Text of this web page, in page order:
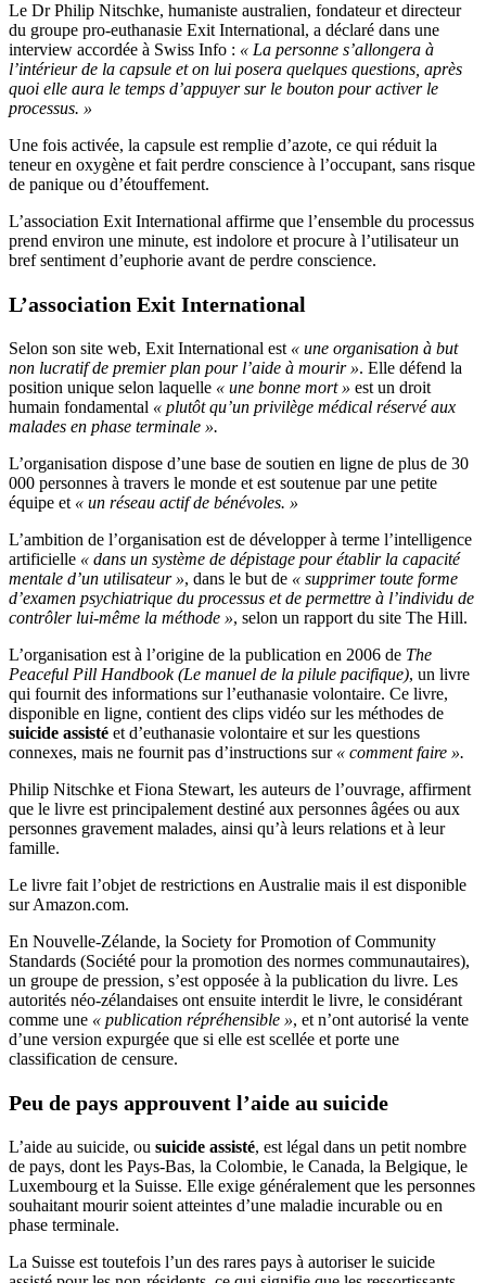
Le Dr Philip Nitschke, humaniste australien, fondateur et directeur
du groupe pro-euthanasie Exit International, a déclaré dans une
interview accordée à Swiss Info : « La personne s’allongera à
l’intérieur de la capsule et on lui posera quelques questions, après
quoi elle aura le temps d’appuyer sur le bouton pour activer le
processus. »
Une fois activée, la capsule est remplie d’azote, ce qui réduit la
teneur en oxygène et fait perdre conscience à l’occupant, sans risque
de panique ou d’étouffement.
L’association Exit International affirme que l’ensemble du processus
prend environ une minute, est indolore et procure à l’utilisateur un
bref sentiment d’euphorie avant de perdre conscience.
L’association Exit International
Selon son site web, Exit International est « une organisation à but
non lucratif de premier plan pour l’aide à mourir ». Elle défend la
position unique selon laquelle « une bonne mort » est un droit
humain fondamental « plutôt qu’un privilège médical réservé aux
malades en phase terminale ».
L’organisation dispose d’une base de soutien en ligne de plus de 30
000 personnes à travers le monde et est soutenue par une petite
équipe et « un réseau actif de bénévoles. »
L’ambition de l’organisation est de développer à terme l’intelligence
artificielle « dans un système de dépistage pour établir la capacité
mentale d’un utilisateur », dans le but de « supprimer toute forme
d’examen psychiatrique du processus et de permettre à l’individu de
contrôler lui-même la méthode », selon un rapport du site The Hill.
L’organisation est à l’origine de la publication en 2006 de The
Peaceful Pill Handbook (Le manuel de la pilule pacifique), un livre
qui fournit des informations sur l’euthanasie volontaire. Ce livre,
disponible en ligne, contient des clips vidéo sur les méthodes de
suicide assisté et d’euthanasie volontaire et sur les questions
connexes, mais ne fournit pas d’instructions sur « comment faire ».
Philip Nitschke et Fiona Stewart, les auteurs de l’ouvrage, affirment
que le livre est principalement destiné aux personnes âgées ou aux
personnes gravement malades, ainsi qu’à leurs relations et à leur
famille.
Le livre fait l’objet de restrictions en Australie mais il est disponible
sur Amazon.com.
En Nouvelle-Zélande, la Society for Promotion of Community
Standards (Société pour la promotion des normes communautaires),
un groupe de pression, s’est opposée à la publication du livre. Les
autorités néo-zélandaises ont ensuite interdit le livre, le considérant
comme une « publication répréhensible », et n’ont autorisé la vente
d’une version expurgée que si elle est scellée et porte une
classification de censure.
Peu de pays approuvent l’aide au suicide
L’aide au suicide, ou suicide assisté, est légal dans un petit nombre
de pays, dont les Pays-Bas, la Colombie, le Canada, la Belgique, le
Luxembourg et la Suisse. Elle exige généralement que les personnes
souhaitant mourir soient atteintes d’une maladie incurable ou en
phase terminale.
La Suisse est toutefois l’un des rares pays à autoriser le suicide